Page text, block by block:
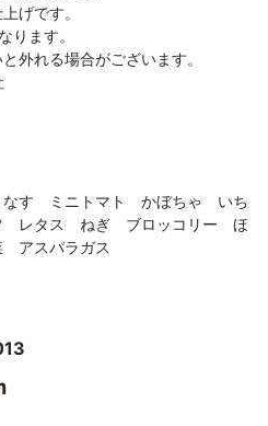
げです。
ります。
外れる場合がございます。
す ミニトマト かぼちゃ いち
レタス ねぎ ブロッコリー ほ
スパラガス